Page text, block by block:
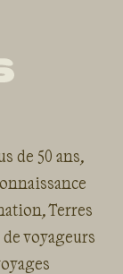
de 50 ans,
Terres
voyageurs